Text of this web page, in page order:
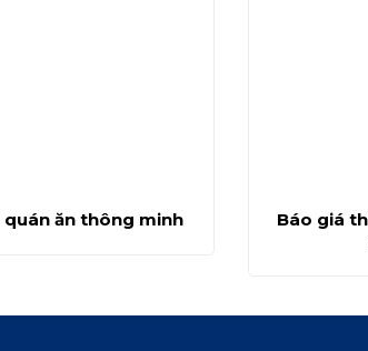
ăn thông minh
Báo giá